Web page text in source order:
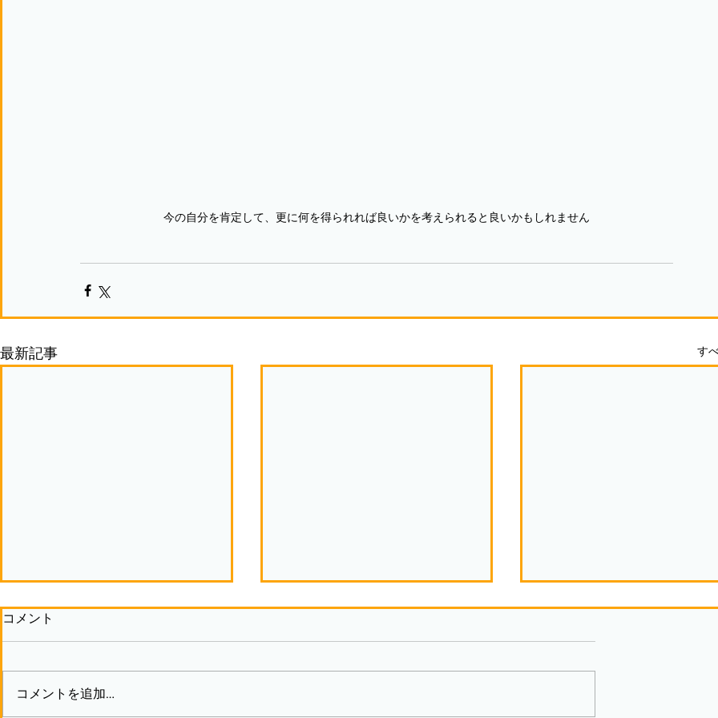
今の自分を肯定して、更に何を得られれば良いかを考えられると良いかもしれません
最新記事 す
コメント
コメントを追加…